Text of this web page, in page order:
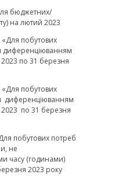
бюджетних/
на лютий 2023
побутових
диференціюванням
по 31 березня
побутових
диференціюванням
2023 по 31 березня
побутових потреб
не
часу (годинами)
2023 року